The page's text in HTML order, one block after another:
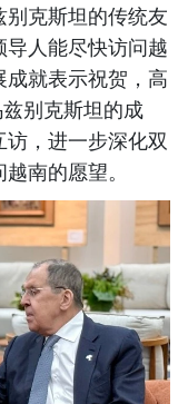
克斯坦的传统友
人能尽快访问越
就表示祝贺，高
别克斯坦的成
，进一步深化双
南的愿望。